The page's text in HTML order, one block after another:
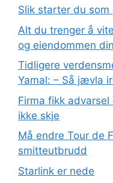
Slik starter du
Alt du trenger å
og eiendommen din
Tidligere
Yamal: – Så jævla
Firma fikk
ikke skje
Må endre Tour de
smitteutbrudd
Starlink er nede